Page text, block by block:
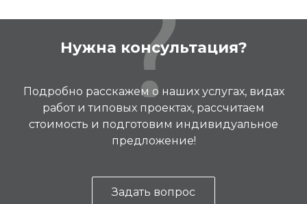
Нужна консультация?
Подробно расскажем о наших услугах, видах
работ и типовых проектах, рассчитаем
стоимость и подготовим индивидуальное
предложение!
Задать вопрос